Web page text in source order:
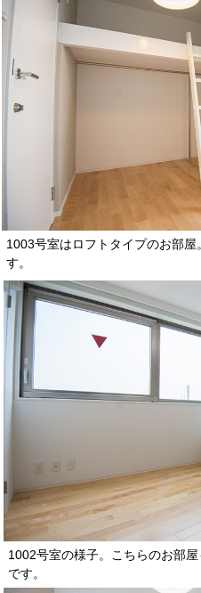
1003号室はロフトタイプのお部
す。
1002号室の様子。こちらのお部
です。